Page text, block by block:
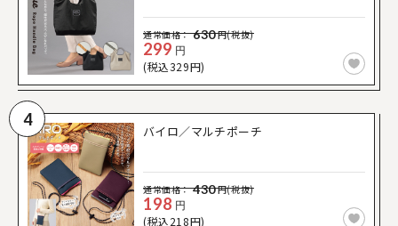
通常価格： 630円(税抜)
299 円
(税込329円)
4
バイロ／マルチポーチ
通常価格： 430円(税抜)
198 円
(税込218円)